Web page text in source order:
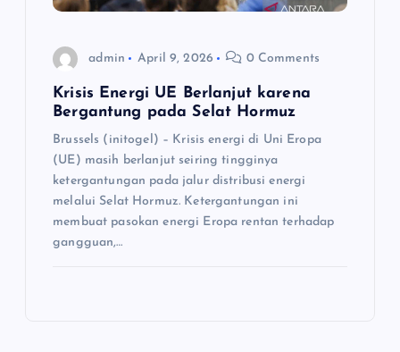
admin April 9, 2026 0 Comments
Krisis Energi UE Berlanjut karena
Bergantung pada Selat Hormuz
Brussels (initogel) – Krisis energi di Uni Eropa
(UE) masih berlanjut seiring tingginya
ketergantungan pada jalur distribusi energi
melalui Selat Hormuz. Ketergantungan ini
membuat pasokan energi Eropa rentan terhadap
gangguan,…